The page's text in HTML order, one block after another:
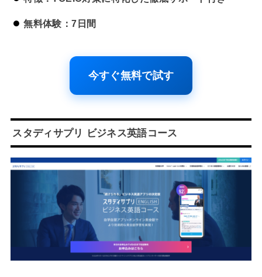
無料体験：7日間
今すぐ無料で試す
スタディサプリ ビジネス英語コース